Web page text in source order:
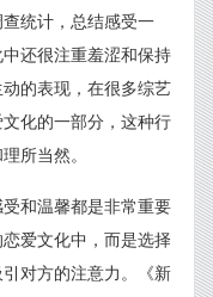
统计，总结感受一
还很注重羞涩和保持
的表现，在很多综艺
化的一部分，这种行
所当然。
和温馨都是非常重要
爱文化中，而是选择
对方的注意力。《新